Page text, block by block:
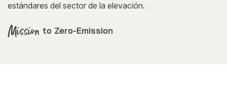
estándares del sector de la elevación.
Mission to Zero-Emission